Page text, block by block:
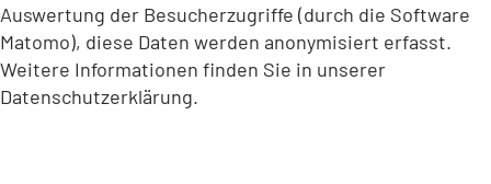
Auswertung der Besucherzugriffe (durch die Software
Matomo), diese Daten werden anonymisiert erfasst.
Weitere Informationen finden Sie in unserer
Datenschutzerklärung.